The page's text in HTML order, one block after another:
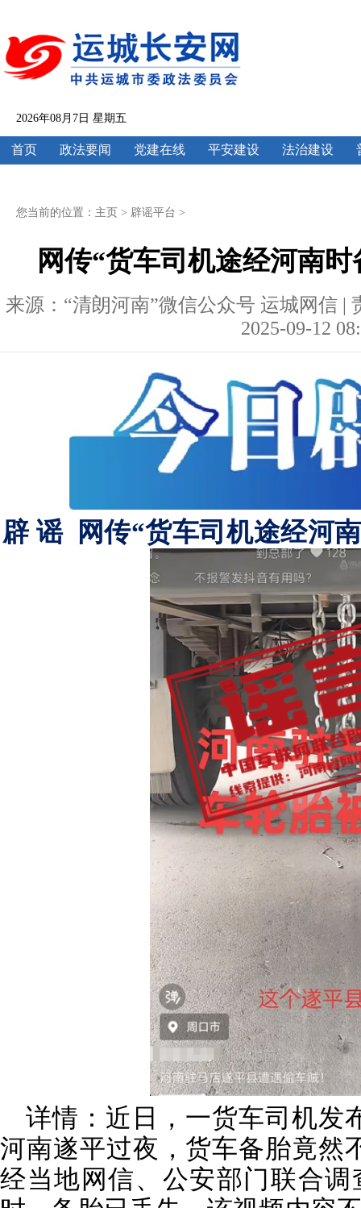
2026年08月7日 星期五
首页 政法要闻 党建在线 平安建设 法治建设
您当前的位置： 主页 > 辟谣平台 >
网传“货车司机途经河南
来源：“清朗河南”微信公众号 运城网信 |
2025-09-12
辟 谣 网传“货车司机途经河
详情：近日，一货车司机发
河南遂平过夜，货车备胎竟然
经当地网信、公安部门联合